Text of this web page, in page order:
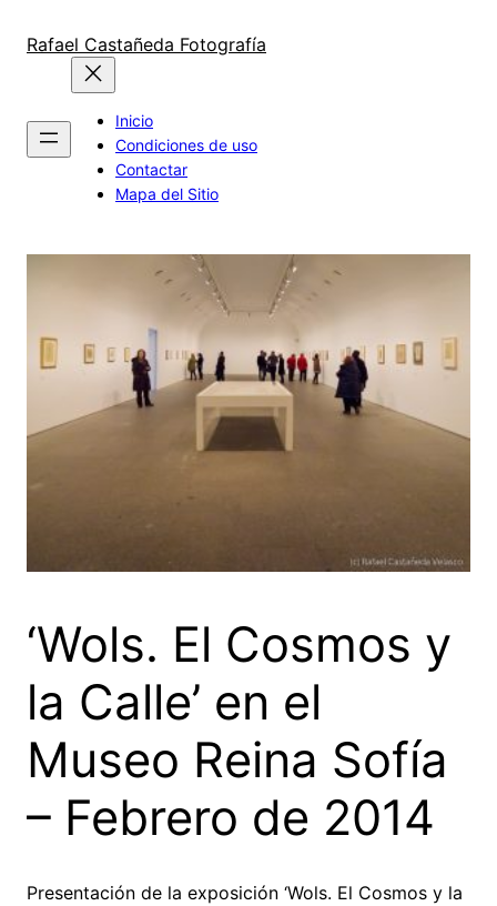
Rafael Castañeda Fotografía
Inicio
Condiciones de uso
Contactar
Mapa del Sitio
‘Wols. El Cosmos y
la Calle’ en el
Museo Reina Sofía
– Febrero de 2014
Presentación de la exposición ‘Wols. El Cosmos y la